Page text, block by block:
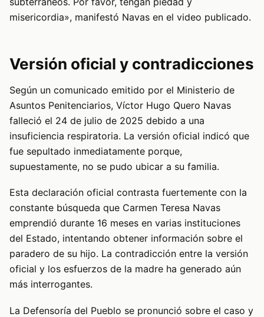
misericordia», manifestó Navas en el video publicado.
Versión oficial y contradicciones
Según un comunicado emitido por el Ministerio de
Asuntos Penitenciarios, Víctor Hugo Quero Navas
falleció el 24 de julio de 2025 debido a una
insuficiencia respiratoria. La versión oficial indicó que
fue sepultado inmediatamente porque,
supuestamente, no se pudo ubicar a su familia.
Esta declaración oficial contrasta fuertemente con la
constante búsqueda que Carmen Teresa Navas
emprendió durante 16 meses en varias instituciones
del Estado, intentando obtener información sobre el
paradero de su hijo. La contradicción entre la versión
oficial y los esfuerzos de la madre ha generado aún
más interrogantes.
La Defensoría del Pueblo se pronunció sobre el caso y